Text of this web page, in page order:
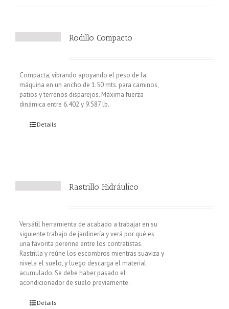
Rodillo Compacto
Compacta, vibrando apoyando el peso de la
máquina en un ancho de 1.50 mts. para caminos,
patios y terrenos disparejos. Máxima fuerza
dinámica entre 6.402 y 9.587 lb.
Details
Rastrillo Hidráulico
Versátil herramienta de acabado a trabajar en su
siguiente trabajo de jardinería y verá por qué es
una favorita perenne entre los contratistas.
Rastrilla y reúne los escombros mientras suaviza y
nivela el suelo, y luego descarga el material
acumulado. Se debe haber pasado el
acondicionador de suelo previamente.
Details